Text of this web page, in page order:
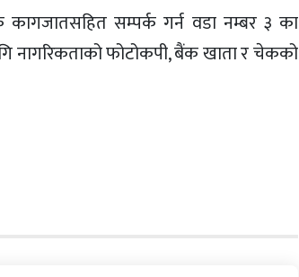
कागजातसहित सम्पर्क गर्न वडा नम्बर ३ का
नागरिकताको फोटोकपी, बैंक खाता र चेकको